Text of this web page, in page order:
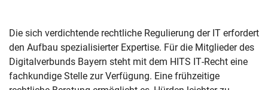
Die sich verdichtende rechtliche Regulierung der IT erfordert
den Aufbau spezialisierter Expertise. Für die Mitglieder des
Digitalverbunds Bayern steht mit dem HITS IT-Recht eine
fachkundige Stelle zur Verfügung. Eine frühzeitige